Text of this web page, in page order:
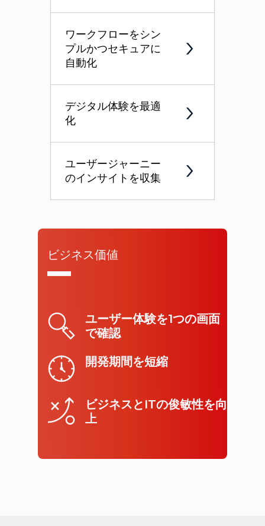
ワークフローをシン
プルかつセキュアに
自動化
デジタル体験を最適
化
ユーザージャーニー
のインサイトを収集
ビジネス価値
ユーザー体験を1つの画面
で確認
開発期間を短縮
ビジネスとITの俊敏性を向
上